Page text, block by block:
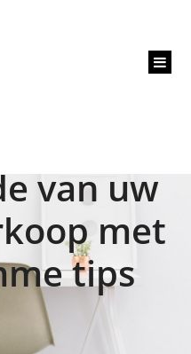
de
van uw
met
tips